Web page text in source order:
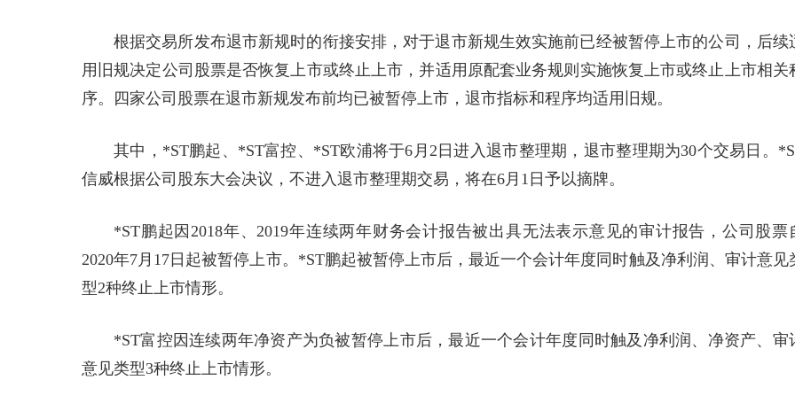
根据交易所发布退市新规时的衔接安排，对于退市新规生效实施前已经被暂停上市的公司，后续
用旧规决定公司股票是否恢复上市或终止上市，并适用原配套业务规则实施恢复上市或终止上市相关
序。四家公司股票在退市新规发布前均已被暂停上市，退市指标和程序均适用旧规。
其中，*ST鹏起、*ST富控、*ST欧浦将于6月2日进入退市整理期，退市整理期为30个交易日。
信威根据公司股东大会决议，不进入退市整理期交易，将在6月1日予以摘牌。
*ST鹏起因2018年、2019年连续两年财务会计报告被出具无法表示意见的审计报告，公司股票
2020年7月17日起被暂停上市。*ST鹏起被暂停上市后，最近一个会计年度同时触及净利润、审计意见
型2种终止上市情形。
*ST富控因连续两年净资产为负被暂停上市后，最近一个会计年度同时触及净利润、净资产、审
意见类型3种终止上市情形。